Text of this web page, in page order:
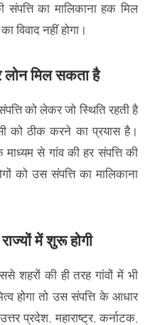
का मालिकाना हक मिल
विवाद नहीं होगा।
लोन मिल सकता है
को लेकर जो स्थिति रहती है
को ठीक करने का प्रयास है।
से गांव की हर संपत्ति की
को उस संपत्ति का मालिकाना
में शुरू होगी
शहरों की ही तरह गांवों में भी
होगा तो उस सं​पत्ति के आधार
प्रदेश, महाराष्ट्र, कर्नाटक,